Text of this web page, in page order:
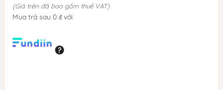
(Giá trên đã bao gồm thuế VAT)
Mua trả sau 0 ₫ với